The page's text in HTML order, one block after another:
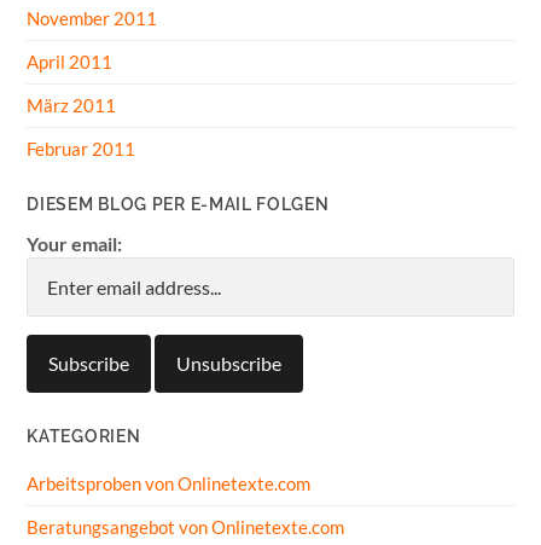
November 2011
April 2011
März 2011
Februar 2011
DIESEM BLOG PER E-MAIL FOLGEN
Your email:
KATEGORIEN
Arbeitsproben von Onlinetexte.com
Beratungsangebot von Onlinetexte.com